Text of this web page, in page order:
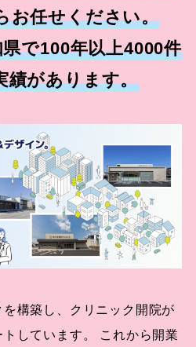
お任せください。
で100年以上4000件
績があります。
構築し、クリニック開院が
トしています。 これから開業